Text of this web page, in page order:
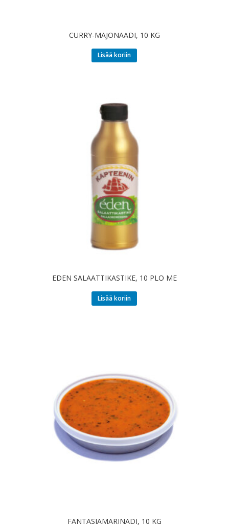
CURRY-MAJONAADI, 10 KG
Lisää koriin
EDEN SALAATTIKASTIKE, 10 PLO ME
Lisää koriin
FANTASIAMARINADI, 10 KG